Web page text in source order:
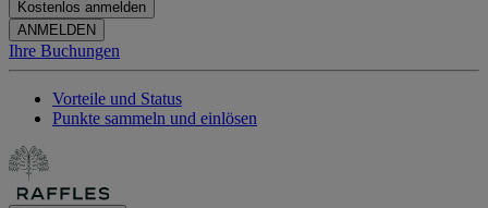
Kostenlos anmelden
ANMELDEN
Ihre Buchungen
Vorteile und Status
Punkte sammeln und einlösen